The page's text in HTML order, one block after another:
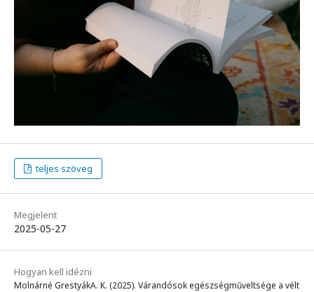
teljes szöveg
Megjelent
2025-05-27
Hogyan kell idézni
Molnárné GrestyákA. K. (2025). Várandósok egészségműveltsége a vélt